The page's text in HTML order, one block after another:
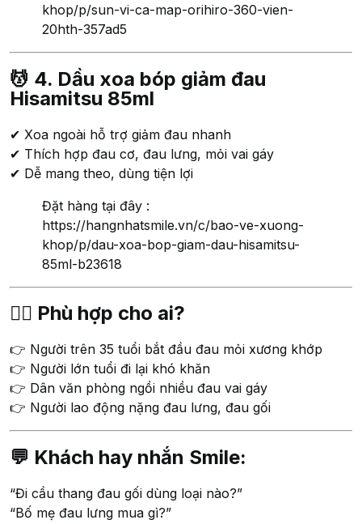
khop/p/sun-vi-ca-map-orihiro-360-vien-
20hth-357ad5
💆 4. Dầu xoa bóp giảm đau
Hisamitsu 85ml
✔ Xoa ngoài hỗ trợ giảm đau nhanh
✔ Thích hợp đau cơ, đau lưng, mỏi vai gáy
✔ Dễ mang theo, dùng tiện lợi
Đặt hàng tại đây :
https://hangnhatsmile.vn/c/bao-ve-xuong-
khop/p/dau-xoa-bop-giam-dau-hisamitsu-
85ml-b23618
👨‍⚕️ Phù hợp cho ai?
👉 Người trên 35 tuổi bắt đầu đau mỏi xương khớp
👉 Người lớn tuổi đi lại khó khăn
👉 Dân văn phòng ngồi nhiều đau vai gáy
👉 Người lao động nặng đau lưng, đau gối
💬 Khách hay nhắn Smile:
“Đi cầu thang đau gối dùng loại nào?”
“Bố mẹ đau lưng mua gì?”